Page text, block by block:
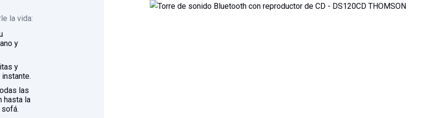
la vida:
y
y
las
hasta la